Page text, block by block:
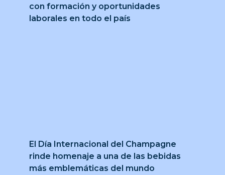
con formación y oportunidades
laborales en todo el país
El Día Internacional del Champagne
rinde homenaje a una de las bebidas
más emblemáticas del mundo